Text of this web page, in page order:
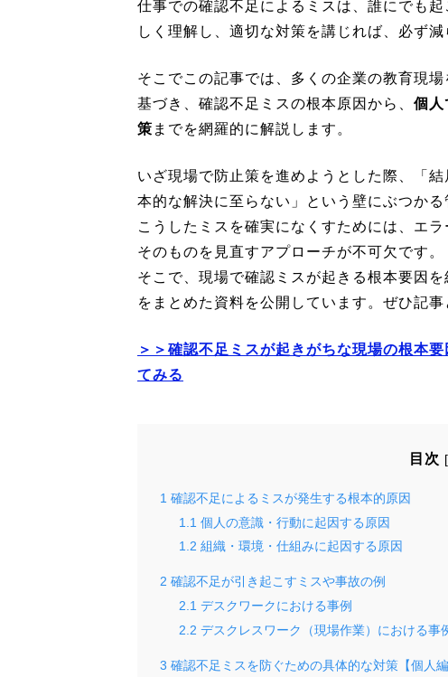
仕事での確認不足によるミスは、誰にでも
しく理解し、適切な対策を講じれば、必ず減
そこでこの記事では、多くの企業の教育現
基づき、確認不足ミスの根本原因から、 個人
策 までを網羅的に解説します。
いざ現場で防止策を進めようとした際、「
本的な解決に至らない」という壁にぶつかる
こうしたミスを確実になくすためには、エ
そのものを見直すアプローチが不可欠です。
そこで、現場で確認ミスが起きる根本要因
をまとめた資料を公開しています。ぜひ記事
＞＞確認不足ミスが起きがちな現場の根本
てみる
目次 [
1 確認不足によるミスが発生する根本的原因
1.1 個人の意識・行動に起因する原因
1.2 組織・環境・仕組みに起因する原因
2 確認不足が引き起こすミスや事故の例
2.1 デスクワークにおける事例
2.2 デスクレスワーク（現場作業）における事
3 確認不足ミスを防ぐための具体的な対策【個人編